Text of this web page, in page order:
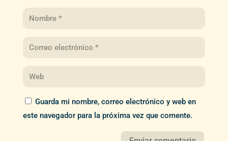
Guarda mi nombre, correo electrónico y web en
este navegador para la próxima vez que comente.